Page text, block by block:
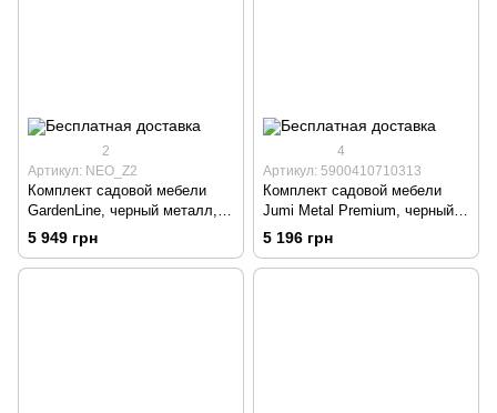
2
Артикул: NEO_Z2
Комплект садовой мебели
GardenLine, черный металл, 3
шт.
5 949 грн
4
Артикул: 5900410710313
Комплект садовой мебели
Jumi Metal Premium, черный,
3 шт.
5 196 грн